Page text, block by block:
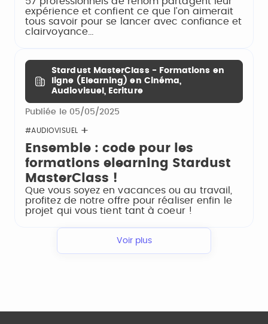
expérience et confient ce que l’on aimerait
tous savoir pour se lancer avec confiance et
clairvoyance…
Stardust MasterClass - Formations en
ligne (Elearning) en Cinéma,
Audiovisuel, Ecriture
Publiée le 05/05/2025
#AUDIOVISUEL
Ensemble : code pour les
formations elearning Stardust
MasterClass !
Que vous soyez en vacances ou au travail,
profitez de notre offre pour réaliser enfin le
projet qui vous tient tant à coeur !
Voir plus